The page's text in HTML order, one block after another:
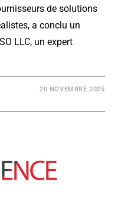
de solutions
a conclu un
LLC, un expert
20 NOVEMBRE 2025